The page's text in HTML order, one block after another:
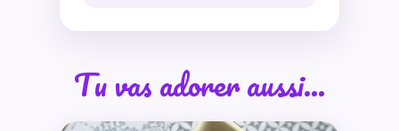
Tu vas adorer aussi…